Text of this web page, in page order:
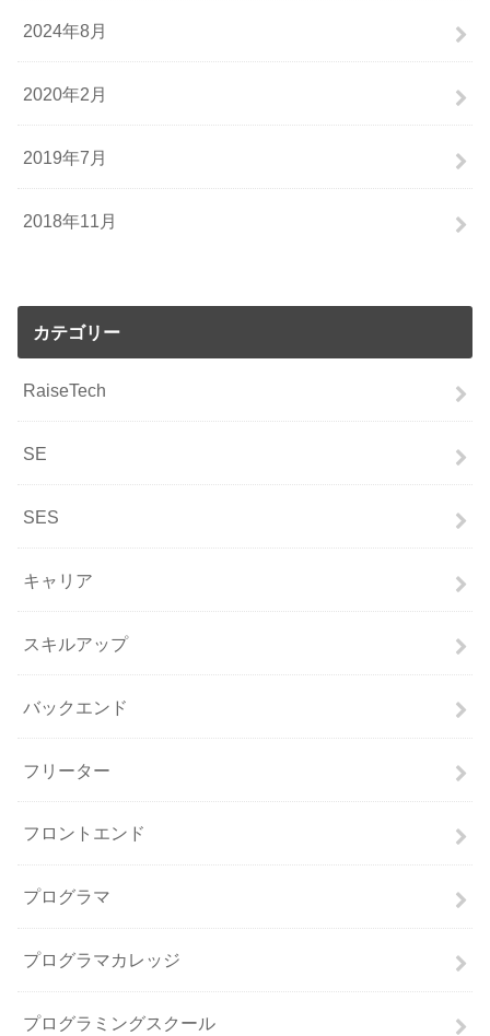
2024年8月
2020年2月
2019年7月
2018年11月
カテゴリー
RaiseTech
SE
SES
キャリア
スキルアップ
バックエンド
フリーター
フロントエンド
プログラマ
プログラマカレッジ
プログラミングスクール